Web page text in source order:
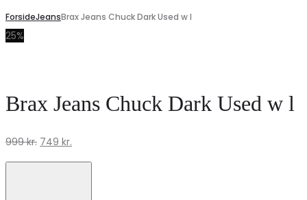
ForsideJeansBrax Jeans Chuck Dark Used w l
25%
Brax Jeans Chuck Dark Used w l
999kr. Den
oprindelige
749 kr.
aktuelle